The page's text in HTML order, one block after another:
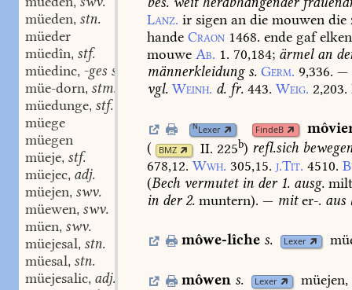
müeden, stn.
müeder
müedîn, stf.
müedinc, -ges stm.
müe-dorn, stm.
müedunge, stf.
müege
müegen
müeje, stf.
müejec, adj.
müejen, swv.
müewen, swv.
müen, swv.
müejesal, stn.
müesal, stn.
müejesalic, adj.
Lanz. ir sigen an die mouwen die
hande Craon 1468. ende gafelken
mouwe Ab. 1. 70,184; ärmelan
männerkleidungs. Germ. 9,336. —
vgl. Weinh. d. fr. 443. Weig. 2,203.
NLexer FindeB
(
BMZ II. 225b) refl.sich
678,12. Wwh. 305,15. j.Tit. 4510.
(Bech vermutetin der1. ausg.
in der2. muntern). — miter-. aus
môwe-lîche s. Lexer
môwen s. Lexer
müejen,